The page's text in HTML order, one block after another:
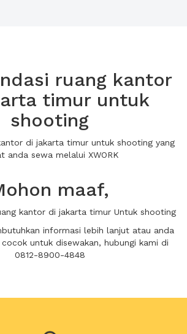
ruang kantor
timur untuk
shooting
di jakarta timur untuk shooting yang
anda sewa melalui XWORK
maaf,
kantor di jakarta timur Untuk shooting
informasi lebih lanjut atau anda
untuk disewakan, hubungi kami di
0812-8900-4848